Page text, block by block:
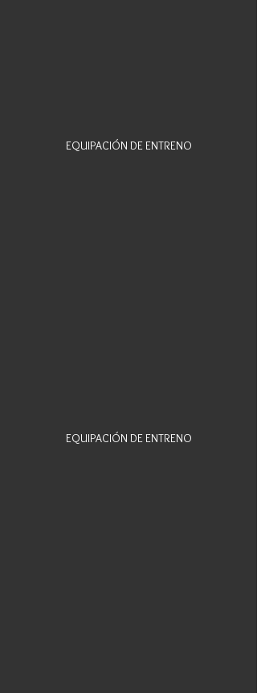
EQUIPACIÓN DE ENTRENO
EQUIPACIÓN DE ENTRENO